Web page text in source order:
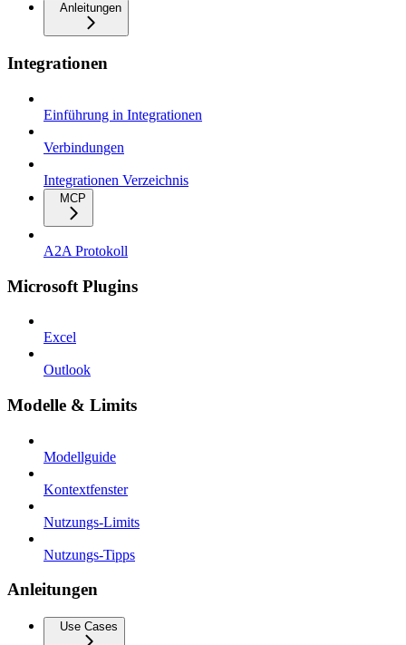
Anleitungen
Integrationen
Einführung in Integrationen
Verbindungen
Integrationen Verzeichnis
MCP
A2A Protokoll
Microsoft Plugins
Excel
Outlook
Modelle & Limits
Modellguide
Kontextfenster
Nutzungs-Limits
Nutzungs-Tipps
Anleitungen
Use Cases